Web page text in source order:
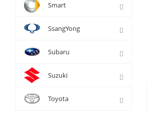
Smart
SsangYong
Subaru
Suzuki
Toyota